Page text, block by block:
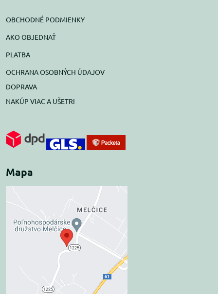
OBCHODNÉ PODMIENKY
AKO OBJEDNAŤ
PLATBA
OCHRANA OSOBNÝCH ÚDAJOV
DOPRAVA
NAKÚP VIAC A UŠETRI
Mapa
Externý obsah je
blokovaný Voľbami
súkromia
Prajete si načítať externý obsah?
Povoliť tentokrát